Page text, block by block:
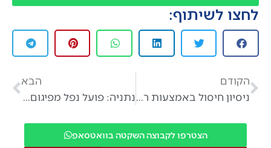
לחצו לשיתוף:
הקודם
ניסיון חיסול באמצעות רחפן נפץ בנתניה – אין נפגעים.
הבא
נתניה: פועל נפל מפיגום – מצבו בינוני
הצטרפו לקבוצה השקטה בוואטסאפ